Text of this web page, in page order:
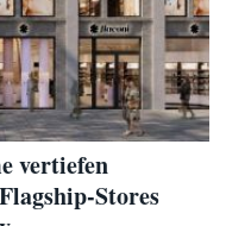
vertiefen
Stores